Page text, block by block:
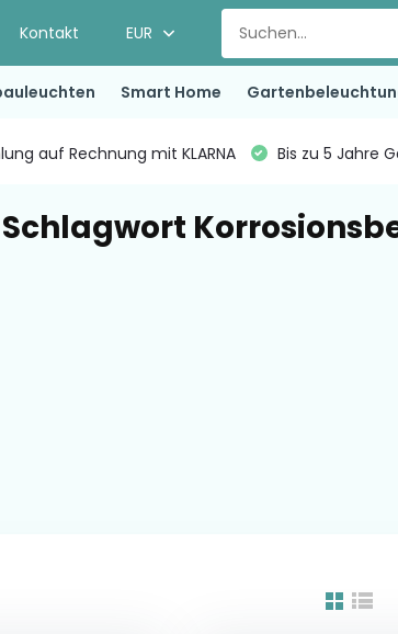
Kontakt EUR
Smart Home
auf Rechnung mit KLARNA Bis zu 5 Jahre